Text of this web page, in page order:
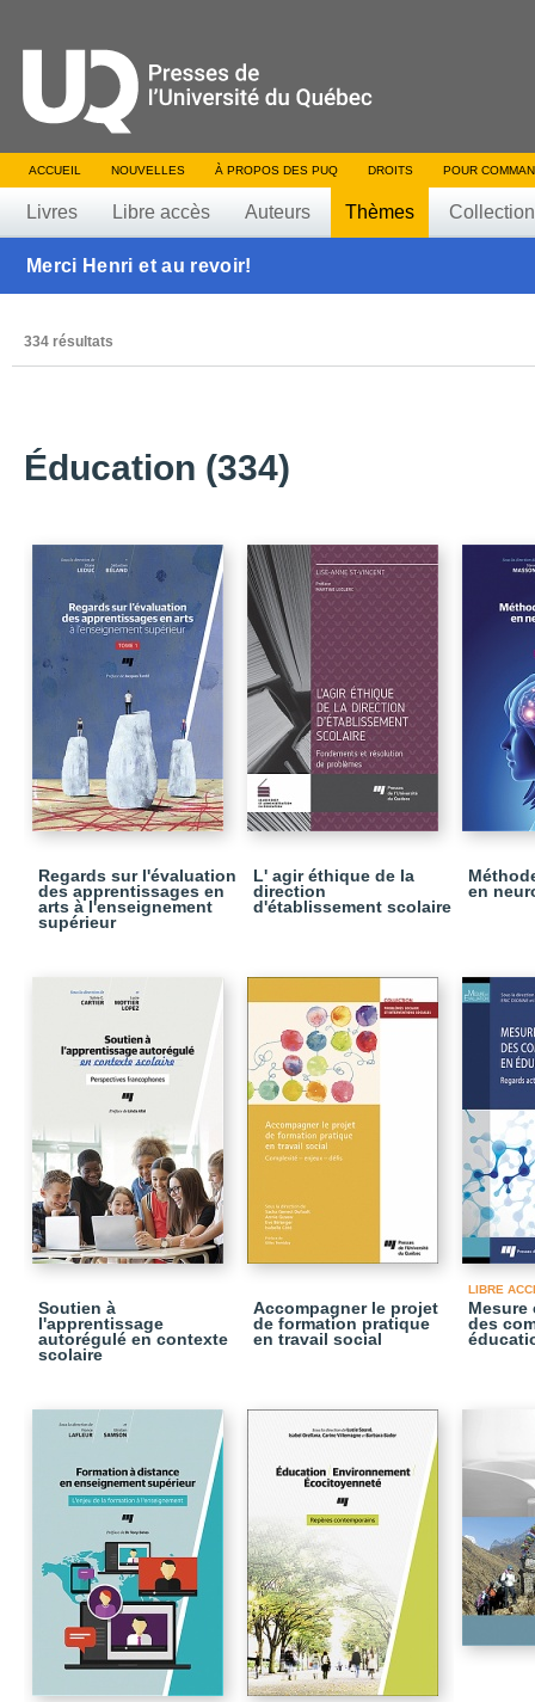
ACCUEIL NOUVELLES À PROPOS DES PUQ DROITS POUR
Livres Libre accès Auteurs Thèmes
Merci Henri et au revoir!
334 résultats
Éducation (334)
Regards sur l'évaluation
des apprentissages en
arts à l'enseignement
supérieur
L' agir éthique de la
direction
d'établissement scolaire
en
Soutien à
l'apprentissage
autorégulé en contexte
scolaire
Accompagner le projet
de formation pratique
en travail social
LIBRE
Mesure
des